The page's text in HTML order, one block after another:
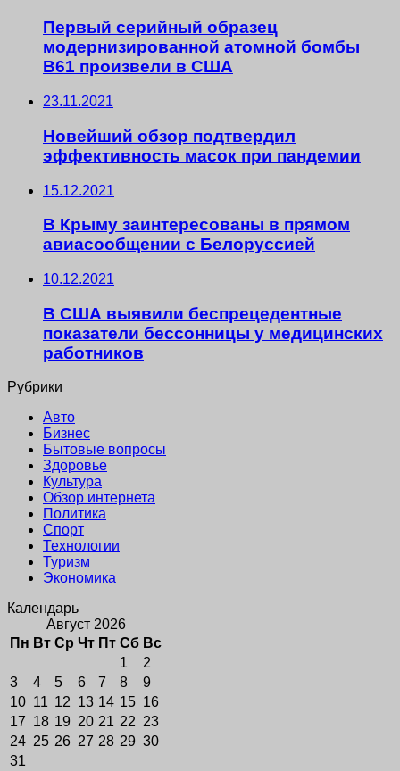
Первый серийный образец
модернизированной атомной бомбы
B61 произвели в США
23.11.2021
Новейший обзор подтвердил
эффективность масок при пандемии
15.12.2021
В Крыму заинтересованы в прямом
авиасообщении с Белоруссией
10.12.2021
В США выявили беспрецедентные
показатели бессонницы у медицинских
работников
Рубрики
Авто
Бизнес
Бытовые вопросы
Здоровье
Культура
Обзор интернета
Политика
Спорт
Технологии
Туризм
Экономика
Календарь
Август 2026
Пн Вт Ср Чт Пт Сб Вс
1
2
3
4 5 6 7 8
9
10 11 12 13 14 15 16
17 18 19 20 21 22 23
24 25 26 27 28 29 30
31